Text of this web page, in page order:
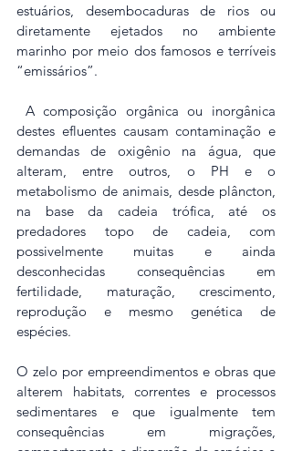
estuários, desembocaduras de rios ou
diretamente ejetados no ambiente
marinho por meio dos famosos e terríveis
“emissários”.
destes efluentes causam contaminação e
demandas de oxigênio na água, que
alteram, entre outros, o PH e o
metabolismo de animais, desde plâncton,
na base da cadeia trófica, até os
predadores topo de cadeia, com
possivelmente muitas e ainda
desconhecidas consequências em
fertilidade, maturação, crescimento,
reprodução e mesmo genética de
espécies.
O zelo por empreendimentos e obras que
alterem habitats, correntes e processos
sedimentares e que igualmente tem
consequências em migrações,